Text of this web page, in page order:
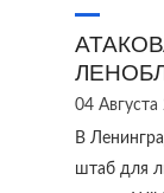
04 Августа
В
штаб для